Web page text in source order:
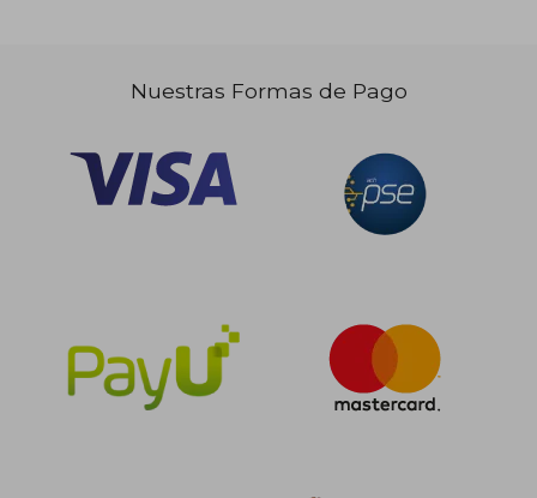
dcto. $ 116.287 dcto.
Nuestras Formas de Pago